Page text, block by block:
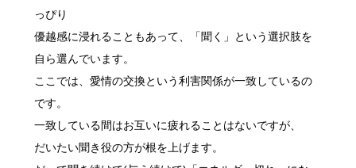
っぴり
優越感に浸れることもあって、「聞く」という選択肢を
自ら選んでいます。
ここでは、愛情の交換という利害関係が一致しているの
です。
一致している間はお互いに疲れることはないですが、
だいたい聞き役の方が根を上げます。